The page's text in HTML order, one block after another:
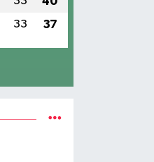
33 37